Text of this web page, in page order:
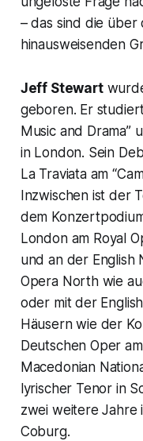
– das sind die über
hinausweisenden
Jeff Stewart
geboren. Er
Music and Drama”
in London. Sein
La Traviata am
Inzwischen ist der
dem
London am Royal
und an der English
Opera North wie
oder mit der
Häusern wie der
Deutschen Oper
Macedonian
lyrischer Tenor in
zwei weitere Jahre
Coburg.